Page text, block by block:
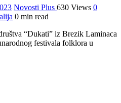
Novosti Plus 630 Views 0
0 min read
“Dukati” iz Brezik Laminaca
festivala folklora u